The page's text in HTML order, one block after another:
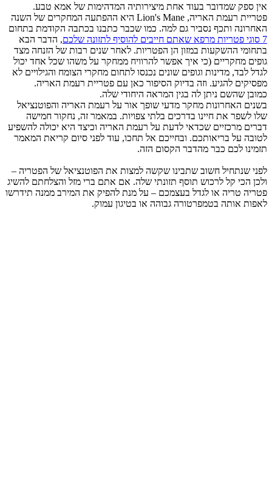
אין ספק שמדובר בעוד אחת מיצירותיה המדהימות של אמא טבע.
פטריית רעמת האריה, Lion's Mane היא ההפתעה המחקרים של השנה
האחרונה ותכף נסביר גם למה. כמו שכבר כתבנו בכתבה הקודמת בתחום
7 סוגי פטריות מרפא שאתם חייבים להוסיף לתזונה שלכם
, הדבר הבא
בתחומי ההשקעות במזון הן הפטריות. לאחר שנים רבות של הזנחה מצד
גופים מחקריים (כי איך אפשר להרוויח ממחקר על משהו שכל אחד יכול
לגדל לבד, מדינות וגופים שונים נכנסו לתחום מחקרי הצומח והגילויים לא
מפסיקים להגיע. וזה בדיוק הסיפור כאן עם פטריית רעמת האריה.
כמובן שהשם ניתן לה בגין המראה היחודי שלה.
בשנים האחרונות מחקר מדעי שופך אור על רעמת האריה והפוטנציאל
שלו לשפר את חיינו בדרכים בלתי צפויות. במאמר זה, נחקור חמישה
דברים מרכזיים שכדאי לדעת על רעמת האריה וכיצד היא יכולה להשפיע
לטובה על בריאותכם. ובחייכם אל תחכו, עוד לפני סיום קריאת המאמר
תזמינו לכם כבר מהדבר הקסום הזה.
לפני שנתחיל חשוב שתבינו שקשה למצות את הפוטנציאל של הפטריה –
ולכן הכי קל לרכוש תוסף תזונתי שלה. אם אתם ברי מזל והצלחתם להשיג
פטריה טריה או לגדל בעצמכם – על מנת להפיק את המירב ממנה תידרשו
לאפות אותה בטמפרטורה גבוהה או בטיגון עמוק.